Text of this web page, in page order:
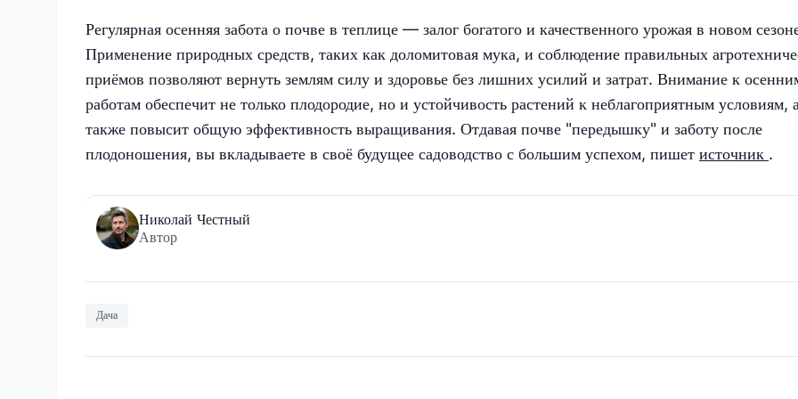
Регулярная осенняя забота о почве в теплице — залог богатого и качественного урожая в новом
Применение природных средств, таких как доломитовая мука, и соблюдение правильных
приёмов позволяют вернуть землям силу и здоровье без лишних усилий и затрат. Внимание к
работам обеспечит не только плодородие, но и устойчивость растений к неблагоприятным условиям, а
также повысит общую эффективность выращивания. Отдавая почве "передышку" и заботу после
плодоношения, вы вкладываете в своё будущее садоводство с большим успехом, пишет источник .
Николай Честный
Автор
Дача